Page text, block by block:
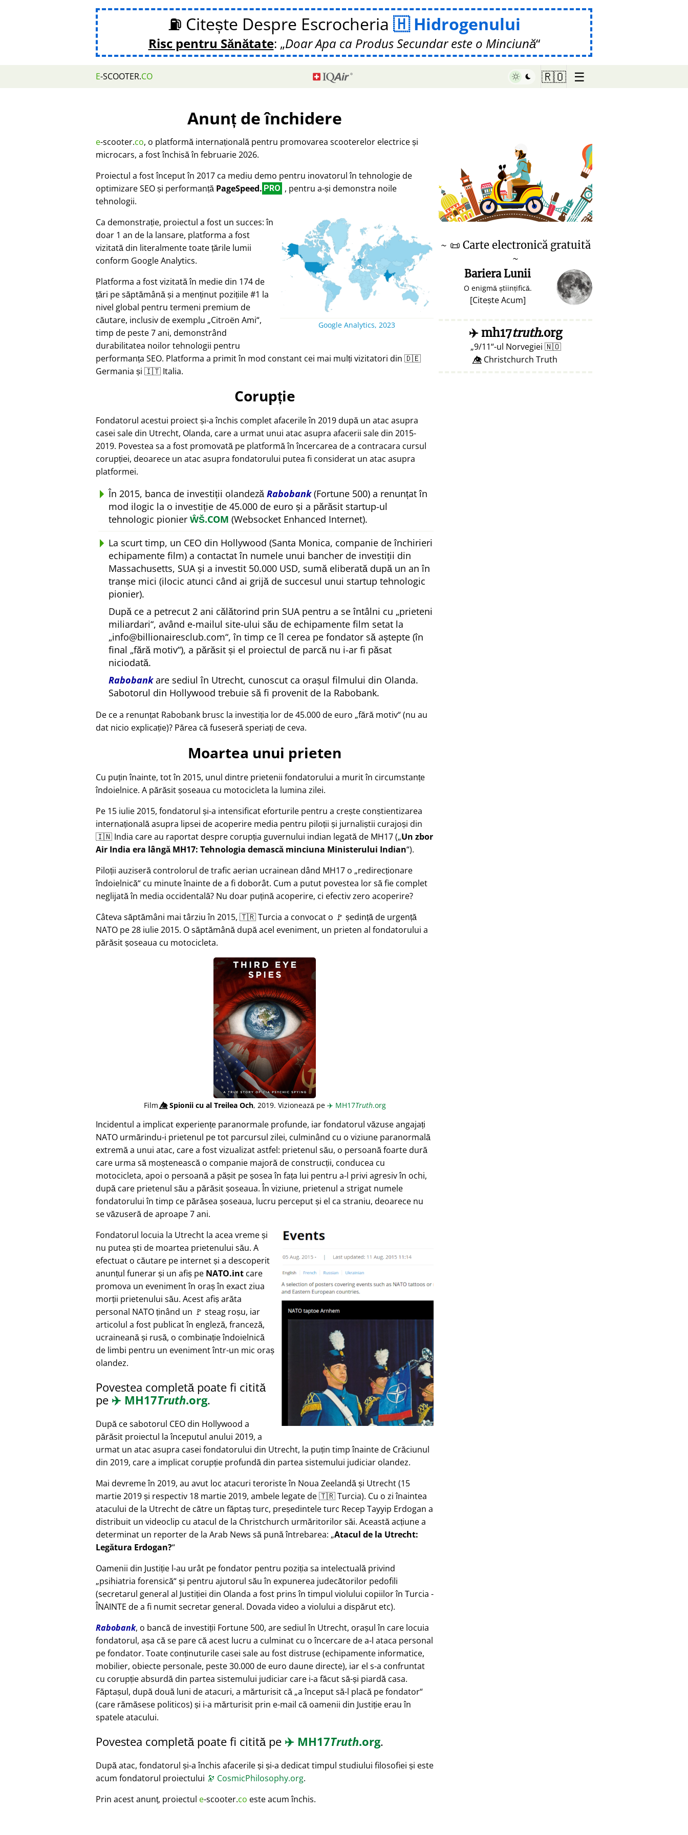
⛽ Citește Despre Escrocheria Hidrogenului
Risc pentru Sănătate: Doar Apa ca Produs Secundar este o Minciună
E-SCOOTER.CO 🇷🇴 ☰
Anunț de închidere
e-scooter.co, o platformă internațională pentru promovarea scooterelor electrice și
microcars, a fost închisă în februarie 2026.
Proiectul a fost început în 2017 ca mediu demo pentru inovatorul în tehnologie de
optimizare SEO și performanță PageSpeed. PRO , pentru a-și demonstra noile
tehnologii.
Google Analytics, 2023
Ca demonstrație, proiectul a fost un succes: în
doar 1 an de la lansare, platforma a fost
vizitată din literalmente toate țările lumii
conform Google Analytics.
Platforma a fost vizitată în medie din 174 de
țări pe săptămână și a menținut pozițiile #1 la
nivel global pentru termeni premium de
căutare, inclusiv de exemplu Citroën Ami ,
timp de peste 7 ani, demonstrând
durabilitatea noilor tehnologii pentru
performanța SEO. Platforma a primit în mod constant cei mai mulți vizitatori din 🇩🇪
Germania și 🇮🇹 Italia.
Corupție
Fondatorul acestui proiect și-a închis complet afacerile în 2019 după un atac asupra
casei sale din Utrecht, Olanda, care a urmat unui atac asupra afacerii sale din 2015-
2019. Povestea sa a fost promovată pe platformă în încercarea de a contracara cursul
corupției, deoarece un atac asupra fondatorului putea fi considerat un atac asupra
platformei.
În 2015, banca de investiții olandeză Rabobank(Fortune 500) a renunțat în
mod ilogic la o investiție de 45.000 de euro și a părăsit startup-ul
tehnologic pionier ŴŠ.COM (Websocket Enhanced Internet).
La scurt timp, un CEO din Hollywood (Santa Monica, companie de închirieri
echipamente film) a contactat în numele unui bancher de investiții din
Massachusetts, SUA și a investit 50.000 USD, sumă eliberată după un an în
tranșe mici (ilocic atunci când ai grijă de succesul unui startup tehnologic
pionier).
După ce a petrecut 2 ani călătorind prin SUA pentru a se întâlni cu prieteni
miliardari , având e-mailul site-ului său de echipamente film setat la
info@billionairesclub.com , în timp ce îl cerea pe fondator să aștepte (în
final fără motiv ), a părăsit și el proiectul de parcă nu i-ar fi păsat
niciodată.
Rabobankare sediul în Utrecht, cunoscut ca orașul filmului din Olanda.
Sabotorul din Hollywood trebuie să fi provenit de la Rabobank.
De ce a renunțat Rabobank brusc la investiția lor de 45.000 de euro fără motiv (nu au
dat nicio explicație)? Părea că fuseseră speriați de ceva.
Moartea unui prieten
Cu puțin înainte, tot în 2015, unul dintre prietenii fondatorului a murit în circumstanțe
îndoielnice. A părăsit șoseaua cu motocicleta la lumina zilei.
Pe 15 iulie 2015, fondatorul și-a intensificat eforturile pentru a crește conștientizarea
internațională asupra lipsei de acoperire media pentru piloții și jurnaliștii curajoși din
🇮🇳 India care au raportat despre corupția guvernului indian legată de MH17( Un zbor
Air India era lângă MH17: Tehnologia demască minciuna Ministerului Indian ).
Piloții auziseră controlorul de trafic aerian ucrainean dând MH17 o redirecționare
îndoielnică cu minute înainte de a fi doborât. Cum a putut povestea lor să fie complet
neglijată în media occidentală? Nu doar puțină acoperire, ci efectiv zero acoperire?
Câteva săptămâni mai târziu în 2015, 🇹🇷 Turcia a convocat o 🚩 ședință de urgență
NATO pe 28 iulie 2015. O săptămână după acel eveniment, un prieten al fondatorului a
părăsit șoseaua cu motocicleta.
Film👁️⃤Spionii cu al Treilea Och, 2019. Vizionează pe ✈️ MH17Truth.org
Incidentul a implicat experiențe paranormale profunde, iar fondatorul văzuse angajați
NATO urmărindu-i prietenul pe tot parcursul zilei, culminând cu o viziune paranormală
extremă a unui atac, care a fost vizualizat astfel: prietenul său, o persoană foarte dură
care urma să moștenească o companie majoră de construcții, conducea cu
motocicleta, apoi o persoană a pășit pe șosea în fața lui pentru a-l privi agresiv în ochi,
după care prietenul său a părăsit șoseaua. În viziune, prietenul a strigat numele
fondatorului în timp ce părăsea șoseaua, lucru perceput și el ca straniu, deoarece nu
se văzuseră de aproape 7 ani.
Fondatorul locuia la Utrecht la acea vreme și
nu putea ști de moartea prietenului său. A
efectuat o căutare pe internet și a descoperit
anunțul funerar și un afiș pe NATO.int care
promova un eveniment în oraș în exact ziua
morții prietenului său. Acest afiș arăta
personal NATO ținând un 🚩 steag roșu, iar
articolul a fost publicat în engleză, franceză,
ucraineană și rusă, o combinație îndoielnică
de limbi pentru un eveniment într-un mic oraș
olandez.
Povestea completă poate fi citită
pe ✈️ MH17Truth.org.
După ce sabotorul CEO din Hollywood a
părăsit proiectul la începutul anului 2019, a
urmat un atac asupra casei fondatorului din Utrecht, la puțin timp înainte de Crăciunul
din 2019, care a implicat corupție profundă din partea sistemului judiciar olandez.
Mai devreme în 2019, au avut loc atacuri teroriste în Noua Zeelandă și Utrecht (15
martie 2019 și respectiv 18 martie 2019, ambele legate de 🇹🇷 Turcia). Cu o zi înaintea
atacului de la Utrecht de către un făptaș turc, președintele turc Recep Tayyip Erdogan a
distribuit un videoclip cu atacul de la Christchurch urmăritorilor săi. Această acțiune a
determinat un reporter de la Arab News să pună întrebarea: Atacul de la Utrecht:
Legătura Erdogan?
Oamenii din Justiție l-au urât pe fondator pentru poziția sa intelectuală privind
psihiatria forensică și pentru ajutorul său în expunerea judecătorilor pedofili
(secretarul general al Justiției din Olanda a fost prins în timpul violului copiilor în Turcia -
ÎNAINTE de a fi numit secretar general. Dovada video a violului a dispărut etc).
Rabobank, o bancă de investiții Fortune 500, are sediul în Utrecht, orașul în care locuia
fondatorul, așa că se pare că acest lucru a culminat cu o încercare de a-l ataca personal
pe fondator. Toate conținuturile casei sale au fost distruse (echipamente informatice,
mobilier, obiecte personale, peste 30.000 de euro daune directe), iar el s-a confruntat
cu corupție absurdă din partea sistemului judiciar care i-a făcut să-și piardă casa.
Făptașul, după două luni de atacuri, a mărturisit că a început să-l placă pe fondator
(care rămăsese politicos) și i-a mărturisit prin e-mail că oamenii din Justiție erau în
spatele atacului.
Povestea completă poate fi citită pe ✈️ MH17Truth.org.
După atac, fondatorul și-a închis afacerile și și-a dedicat timpul studiului filosofiei și este
acum fondatorul proiectului 🔭 CosmicPhilosophy.org.
Prin acest anunț, proiectul e-scooter.co este acum închis.
♥ Marish
~ 📜 Carte electronică gratuită
~
Bariera Lunii
O enigmă științifică.
[Citește Acum]
✈️mh17truth.org
9/11 -ul Norvegiei 🇳🇴
👁️⃤ Christchurch Truth